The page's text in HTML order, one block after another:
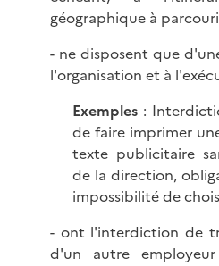
géographique à
- ne disposent que
l'organisation et à
Exemples:
de faire imprimer
texte publicitaire
de la direction,
impossibilité de
- ont l'interdiction de
d'un autre